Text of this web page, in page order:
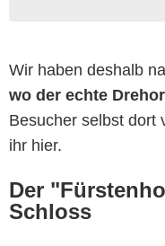
Wir haben deshalb
wo der echte
Besucher selbst dort
ihr hier.
Der
Schloss